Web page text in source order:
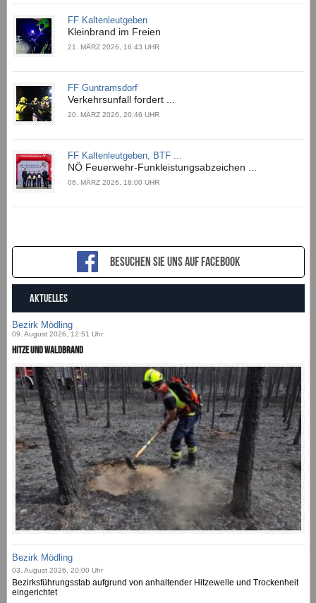
FF Kaltenleutgeben
Kleinbrand im Freien
21. MÄRZ 2026, 16:43 UHR
FF Guntramsdorf
Verkehrsunfall fordert ...
20. MÄRZ 2026, 20:46 UHR
FF Kaltenleutgeben, BTF ...
NÖ Feuerwehr-Funkleistungsabzeichen ...
06. MÄRZ 2026, 18:00 UHR
Besuchen sie uns auf Facebook
AKTUELLES
Bezirk Mödling
09. August 2026, 12:51 Uhr
Hitze und Waldbrand
Bezirk Mödling
03. August 2026, 20:00 Uhr
Bezirksführungsstab aufgrund von anhaltender Hitzewelle und Trockenheit
eingerichtet